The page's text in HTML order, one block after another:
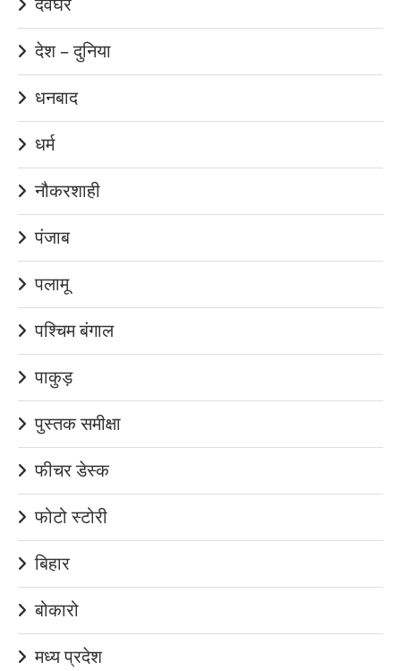
देश – दुनिया
धनबाद
धर्म
नौकरशाही
पंजाब
पलामू
पश्चिम बंगाल
पाकुड़
पुस्तक समीक्षा
फीचर डेस्क
फोटो स्टोरी
बिहार
बोकारो
मध्य प्रदेश